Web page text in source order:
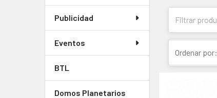
Publicidad
Eventos
BTL
Domos Planetarios
Ordenar por: